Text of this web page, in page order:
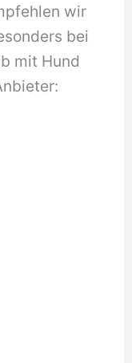
wir
bei
mit Hund